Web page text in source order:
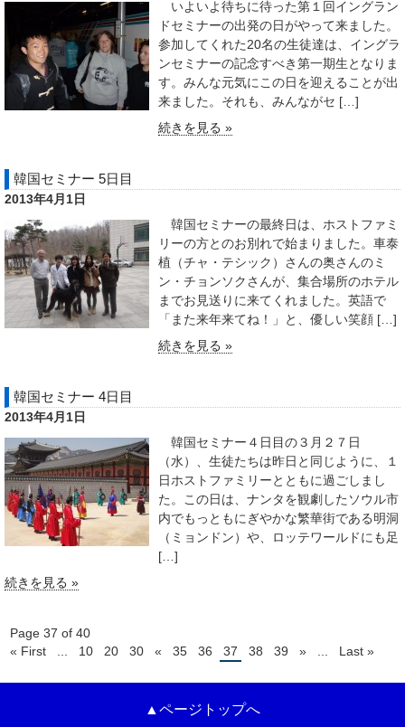
いよいよ待ちに待った第１回イングラン
ドセミナーの出発の日がやって来ました。
参加してくれた20名の生徒達は、イングラ
ンセミナーの記念すべき第一期生となりま
す。みんな元気にこの日を迎えることが出
来ました。それも、みんながセ […]
続きを見る »
韓国セミナー 5日目
2013年4月1日
韓国セミナーの最終日は、ホストファミ
リーの方とのお別れで始まりました。車泰
植（チャ・テシック）さんの奥さんのミ
ン・チョンソクさんが、集合場所のホテル
までお見送りに来てくれました。英語で
「また来年来てね！」と、優しい笑顔 […]
続きを見る »
韓国セミナー 4日目
2013年4月1日
韓国セミナー４日目の３月２７日
（水）、生徒たちは昨日と同じように、１
日ホストファミリーとともに過ごしまし
た。この日は、ナンタを観劇したソウル市
内でもっともにぎやかな繁華街である明洞
（ミョンドン）や、ロッテワールドにも足
[…]
続きを見る »
Page 37 of 40
« First
10 20 30 « 35 36 37 38 39 » Last »
▲ページトップへ